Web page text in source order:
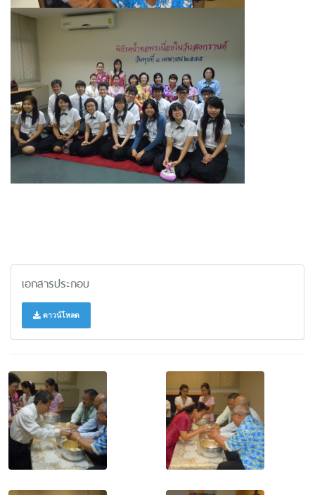
เอกสารประกอบ
ดาวน์โหลด